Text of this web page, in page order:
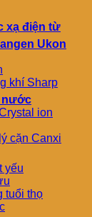
xạ điện từ
Ukon
khí Sharp
nước
ion
cặn Canxi
yếu
tuổi thọ